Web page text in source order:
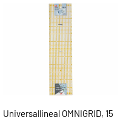
Universallineal OMNIGRID, 15